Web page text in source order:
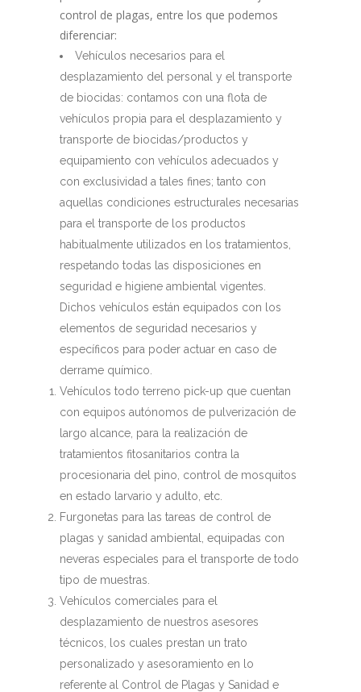
control de plagas, entre los que podemos
diferenciar:
Vehículos necesarios para el
desplazamiento del personal y el transporte
de biocidas: contamos con una flota de
vehículos propia para el desplazamiento y
transporte de biocidas/productos y
equipamiento con vehículos adecuados y
con exclusividad a tales fines; tanto con
aquellas condiciones estructurales necesarias
para el transporte de los productos
habitualmente utilizados en los tratamientos,
respetando todas las disposiciones en
seguridad e higiene ambiental vigentes.
Dichos vehículos están equipados con los
elementos de seguridad necesarios y
específicos para poder actuar en caso de
derrame químico.
Vehículos todo terreno pick-up que cuentan
con equipos autónomos de pulverización de
largo alcance, para la realización de
tratamientos fitosanitarios contra la
procesionaria del pino, control de mosquitos
en estado larvario y adulto, etc.
Furgonetas para las tareas de control de
plagas y sanidad ambiental, equipadas con
neveras especiales para el transporte de todo
tipo de muestras.
Vehículos comerciales para el
desplazamiento de nuestros asesores
técnicos, los cuales prestan un trato
personalizado y asesoramiento en lo
referente al Control de Plagas y Sanidad e